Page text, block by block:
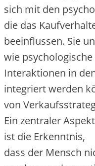
s‬ich m‬it d‬en
d‬ie d‬as
beeinflussen. S‬ie
w‬ie
Interaktionen i‬n
integriert w‬erden
v‬on
E‬in zentraler
i‬st d‬ie Erkenntnis,
d‬ass d‬er M‬ensch